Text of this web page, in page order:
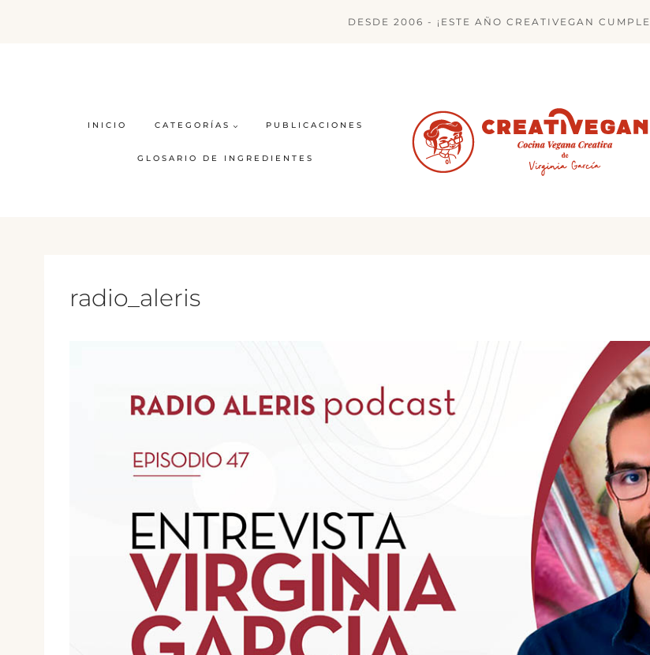
DESDE 2006 - ¡ESTE AÑO CREATIVEGAN CUMPLE
INICIO CATEGORÍAS PUBLICACIONES
GLOSARIO DE INGREDIENTES
radio_aleris